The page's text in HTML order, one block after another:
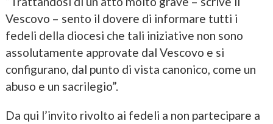
Vescovo – sento il dovere di informare tutti i
fedeli della diocesi che tali iniziative non sono
assolutamente approvate dal Vescovo e si
configurano, dal punto di vista canonico, come un
abuso e un sacrilegio”.
Da qui l’invito rivolto ai fedeli a non partecipare a